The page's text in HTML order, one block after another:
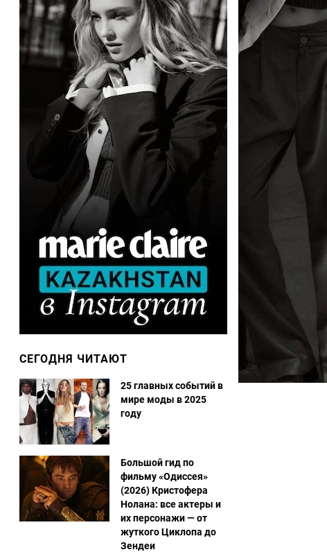
СЕГОДНЯ ЧИТАЮТ
25 главных событий в
мире моды в 2025
году
Большой гид по
фильму «Одиссея»
(2026) Кристофера
Нолана: все актеры и
их персонажи — от
жуткого Циклопа до
Зендеи